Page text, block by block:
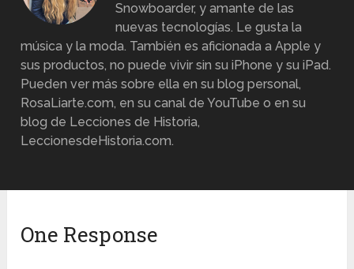
Snowboarder, y amante de las
nuevas tecnologías. Le gusta la
música y la moda. También es aficionada a Apple y
sus productos, no puede vivir sin su iPhone y su iPad.
Pueden ver más sobre ella en su blog personal,
RosaLiarte.com, en su canal de YouTube o en su
blog de Lecciones de Historia,
LeccionesdeHistoria.com.
One Response